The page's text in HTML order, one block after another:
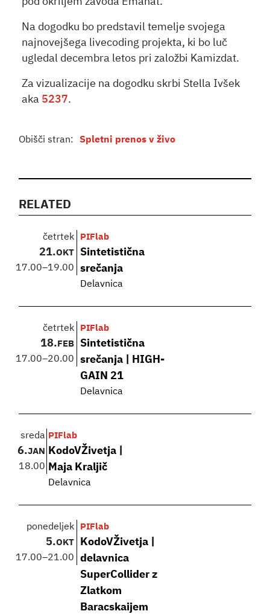
Na dogodku bo predstavil temelje svojega
najnovejšega livecoding projekta, ki bo luč
ugledal decembra letos pri založbi Kamizdat.
Za vizualizacije na dogodku skrbi Stella Ivšek
aka 5237.
Obišči stran: Spletni prenos v živo
RELATED
četrtek
21.OKT
17.00–19.00
PIFlab
Sintetistična
srečanja
Delavnica
četrtek
18. FEB
17.00–20.00
PIFlab
Sintetistična
srečanja | HIGH-
GAIN 21
Delavnica
sreda
6.JAN
18.00
PIFlab
KodoVŽivetja |
Maja Kraljič
Delavnica
ponedeljek
5.OKT
17.00–21.00
PIFlab
KodoVŽivetja |
delavnica
SuperCollider z
Zlatkom
Baracskaijem